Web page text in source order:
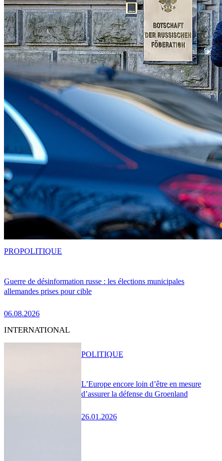
Guerre de désinformation russe : les élections municipales
allemandes prises pour cible
06.08.2026
PROPOLITIQUE
INTERNATIONAL
L’Europe encore loin d’être en mesure
d’assurer la défense du Groenland
26.01.2026
POLITIQUE